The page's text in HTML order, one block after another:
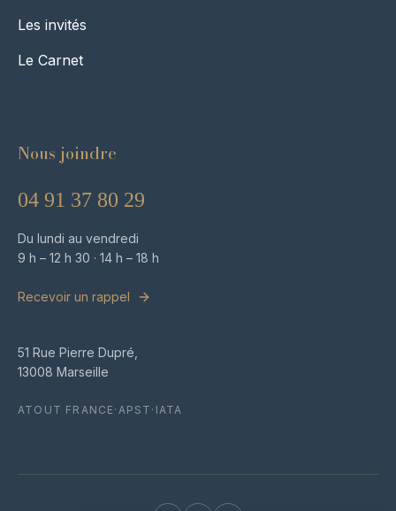
Les invités
Le Carnet
Nous joindre
04 91 37 80 29
Du lundi au vendredi
9 h – 12 h 30 · 14 h – 18 h
Recevoir un rappel
51 Rue Pierre Dupré,
13008 Marseille
ATOUT FRANCE · APST · IATA